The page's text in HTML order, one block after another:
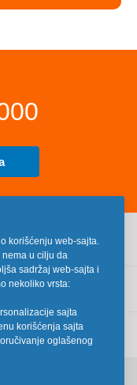
korišćenju web-sajta.
u cilju da
sadržaj web-sajta i
nekoliko vrsta:
sajta
korišćenja sajta
oglašenog